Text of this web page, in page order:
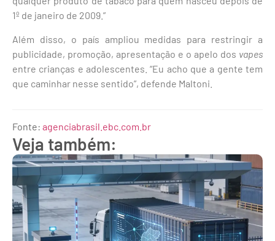
1º de janeiro de 2009.”
Além disso, o país ampliou medidas para restringir a
publicidade, promoção, apresentação e o apelo dos vapes
entre crianças e adolescentes. “Eu acho que a gente tem
que caminhar nesse sentido”, defende Maltoni.
Fonte: agenciabrasil.ebc.com.br
Veja também: